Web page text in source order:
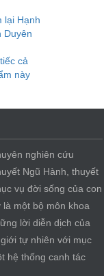
lại Hạnh
Duyên
cả
này
nghiên cứu
Ngũ Hành, thuyết
vụ đời sống của con
một bộ môn khoa
lời diễn dịch của
tự nhiên với mục
hệ thống canh tác